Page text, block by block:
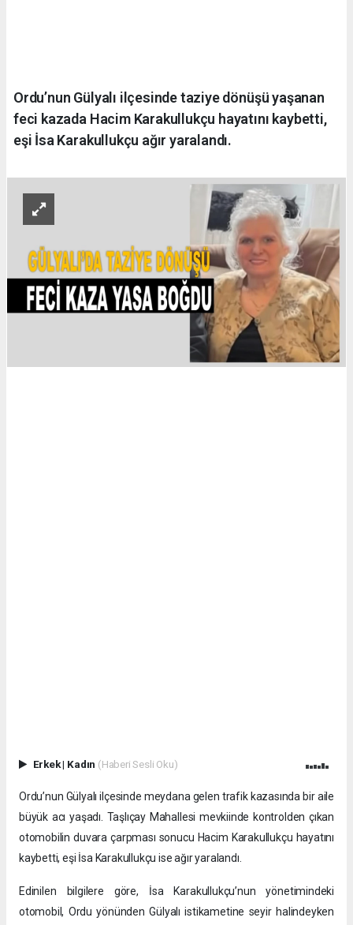
Ordu’nun Gülyalı ilçesinde taziye dönüşü yaşanan
feci kazada Hacim Karakullukçu hayatını kaybetti,
eşi İsa Karakullukçu ağır yaralandı.
Erkek| Kadın (Haberi Sesli Oku)
Ordu’nun Gülyalı ilçesinde meydana gelen trafik kazasında bir aile
büyük acı yaşadı. Taşlıçay Mahallesi mevkiinde kontrolden çıkan
otomobilin duvara çarpması sonucu Hacim Karakullukçu hayatını
kaybetti, eşi İsa Karakullukçu ise ağır yaralandı.
Edinilen bilgilere göre, İsa Karakullukçu’nun yönetimindeki
otomobil, Ordu yönünden Gülyalı istikametine seyir halindeyken